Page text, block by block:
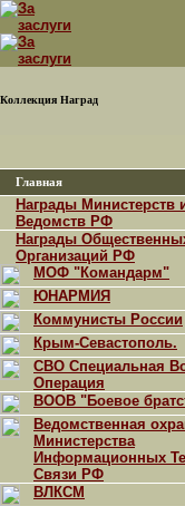
Коллекция Наград
Главная
Награды Министерств
Ведомств РФ
Награды
Организаций РФ
МОФ "Командарм"
ЮНАРМИЯ
Коммунисты России
Крым-Севастополь.
СВО Специальная
Операция
ВООВ "Боевое
Ведомственная
Министерства
Информационных
Связи РФ
ВЛКСМ